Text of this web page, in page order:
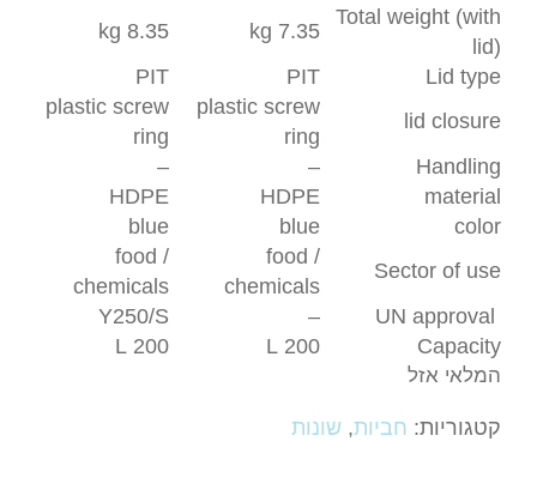
Total weight (with
lid)
7.35 kg
8.35 kg
Lid type
PIT
PIT
lid closure
plastic screw
ring
plastic screw
ring
Handling
–
–
material
HDPE
HDPE
color
blue
blue
Sector of use
food /
chemicals
food /
chemicals
–
Y250/S
Capacity
200 L
200 L
המלאי אזל
קטגוריות: חביות, שונות